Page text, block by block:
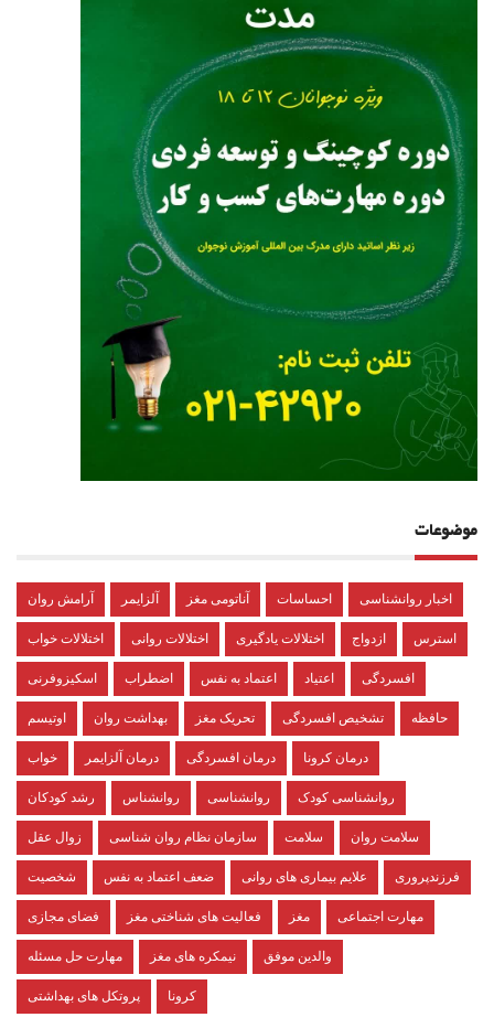
موضوعات
آرامش روان آلزایمر آناتومی مغز احساسات اخبار روانشناسی
اختلالات خواب اختلالات روانی اختلالات یادگیری ازدواج استرس
اسکیزوفرنی اضطراب اعتماد به نفس اعتیاد افسردگی
اوتیسم بهداشت روان تحریک مغز تشخیص افسردگی حافظه
خواب درمان آلزایمر درمان افسردگی درمان کرونا
رشد کودکان روانشناس روانشناسی روانشناسی کودک
زوال عقل سازمان نظام روان شناسی سلامت سلامت روان
شخصیت ضعف اعتماد به نفس علایم بیماری های روانی فرزندپروری
فضای مجازی فعالیت های شناختی مغز مغز مهارت اجتماعی
مهارت حل مسئله نیمکره های مغز والدین موفق
پروتکل های بهداشتی کرونا